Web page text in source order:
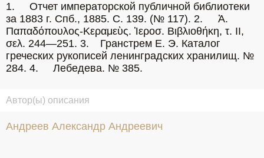
1.	Отчет императорской публичной библиотеки
за 1883 г. Спб., 1885. С. 139. (№ 117). 2.	Ἀ.
Παπαδόπουλος-Κεραμεὺς. Ἱεροσ. Βιβλιοθήκη, τ. ΙΙ,
σελ. 244—251. 3.	Гранстрем Е. Э. Каталог
греческих рукописей ленинградских хранилищ. №
284. 4.	Лебедева. № 385.
Автор(ы) описания
Андреев Александр Андреевич